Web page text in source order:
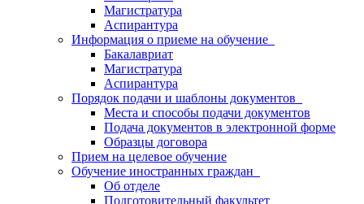
Магистратура
Аспирантура
Информация о приеме на обучение
Бакалавриат
Магистратура
Аспирантура
Порядок подачи и шаблоны документов
Места и способы подачи документов
Подача документов в электронной форме
Образцы договора
Прием на целевое обучение
Обучение иностранных граждан
Об отделе
Подготовительный факультет